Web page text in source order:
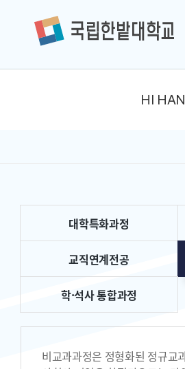
HI
대학특화과정
교직연계전공
학·석사 통합과정
비교과과정은 정형화된 정규교